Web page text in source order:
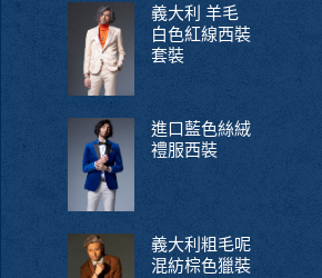
義大利 羊毛
白色紅線西裝
套裝
進口藍色絲絨
禮服西裝
義大利粗毛呢
混紡棕色獵裝